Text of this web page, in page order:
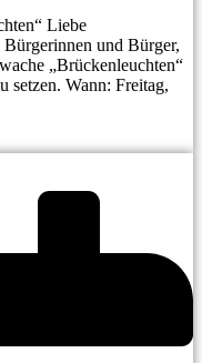
Liebe
und Bürger,
„Brückenleuchten“
setzen. Wann: Freitag,